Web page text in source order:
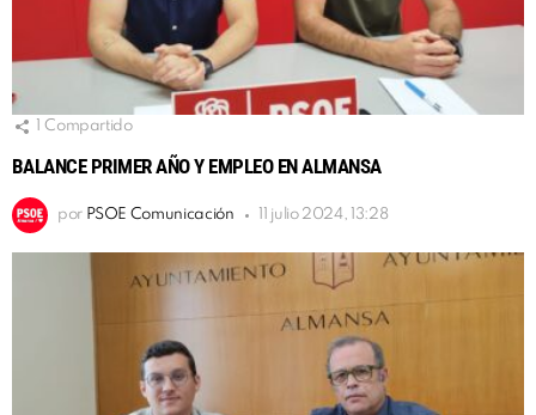
Compartido
BALANCE PRIMER AÑO Y EMPLEO EN ALMANSA
por PSOE Comunicación 11 julio 2024, 13:28